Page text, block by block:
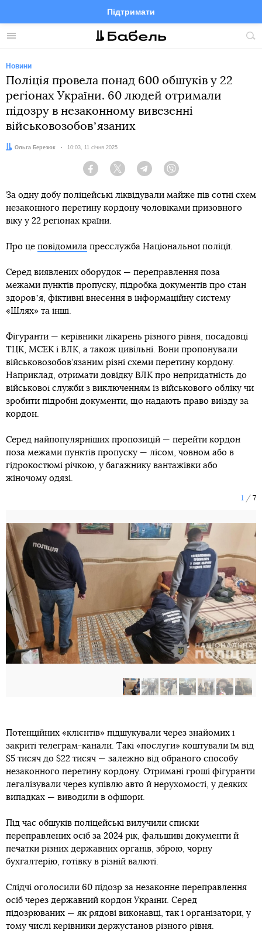
Меню
Підтримати
FacebookTelegramTwitter
Новини
Поліція провела понад 600 обшуків у 22
регіонах України. 60 людей отримали
підозру в незаконному вивезенні
військовозобовʼязаних
Автор:
Ольга Березюк Дата:
10:03, 11 січня 2025
Facebook Twitter Telegram
За одну добу поліцейські ліквідували майже пів сотні схем
незаконного перетину кордону чоловіками призовного
віку у 22 регіонах країни.
Про це повідомила пресслужба Національної поліції.
Серед виявлених оборудок — переправлення поза
межами пунктів пропуску, підробка документів про стан
здоровʼя, фіктивні внесення в інформаційну систему
«Шлях» та інші.
Фігуранти — керівники лікарень різного рівня, посадовці
ТЦК, МСЕК і ВЛК, а також цивільні. Вони пропонували
військовозобов’язаним різні схеми перетину кордону.
Наприклад, отримати довідку ВЛК про непридатність до
військової служби з виключенням із військового обліку чи
зробити підробні документи, що надають право виїзду за
кордон.
Серед найпопулярніших пропозицій — перейти кордон
поза межами пунктів пропуску — лісом, човном або в
гідрокостюмі річкою, у багажнику вантажівки або
жіночому одязі.
1 7
Потенційних «клієнтів» підшукували через знайомих і
закриті телеграм-канали. Такі «послуги» коштували їм від
$5 тисяч до $22 тисяч — залежно від обраного способу
незаконного перетину кордону. Отримані гроші фігуранти
легалізували через купівлю авто й нерухомості, у деяких
випадках — виводили в офшори.
Під час обшуків поліцейські вилучили списки
переправлених осіб за 2024 рік, фальшиві документи й
печатки різних державних органів, зброю, чорну
бухгалтерію, готівку в різній валюті.
Слідчі оголосили 60 підозр за незаконне переправлення
осіб через державний кордон України. Серед
підозрюваних — як рядові виконавці, так і організатори, у
тому числі керівники держустанов різного рівня.